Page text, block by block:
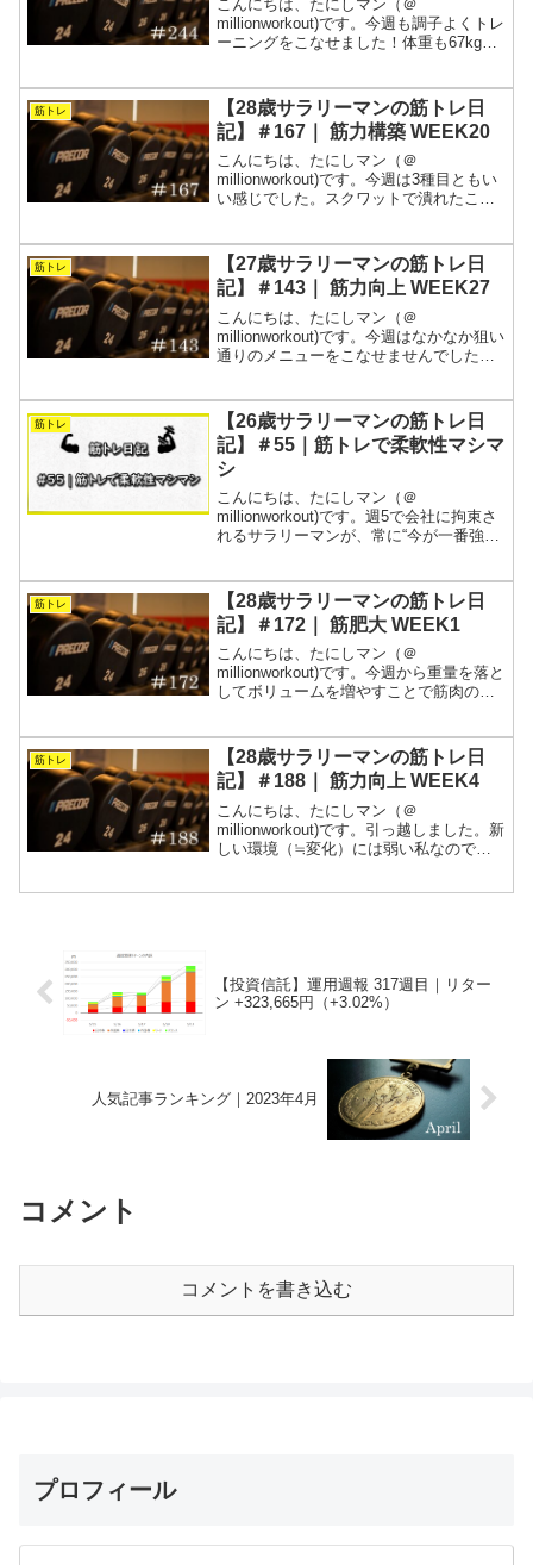
こんにちは、たにしマン（＠
millionworkout)です。今週も調子よくトレ
ーニングをこなせました！体重も67kg台
き続き積み重ねます。質問箱の質問数が
100件...
筋トレ
【28歳サラリーマンの筋トレ日
記】＃167｜ 筋力構築 WEEK20
こんにちは、たにしマン（＠
millionworkout)です。今週は3種目ともい
い感じでした。スクワットで潰れたこと
そろそろMAXに挑戦するタイミングを見
つけておきたい...
筋トレ
【27歳サラリーマンの筋トレ日
記】＃143｜ 筋力向上 WEEK27
こんにちは、たにしマン（＠
millionworkout)です。今週はなかなか狙い
通りのメニューをこなせませんでした。
まで、同じ重量でじっくりと取り組みた
いと思います。週5...
筋トレ
【26歳サラリーマンの筋トレ日
記】＃55｜筋トレで柔軟性マシマ
シ
こんにちは、たにしマン（＠
millionworkout)です。週5で会社に拘束さ
れるサラリーマンが、常に“今が一番強
す。相変わらず右肩が痛みます。重量は
追えないので、...
筋トレ
【28歳サラリーマンの筋トレ日
記】＃172｜ 筋肥大 WEEK1
こんにちは、たにしマン（＠
millionworkout)です。今週から重量を落と
してボリュームを増やすことで筋肉の成
と身体が動かないうえに怪我をしやすい
ので、コントロ...
筋トレ
【28歳サラリーマンの筋トレ日
記】＃188｜ 筋力向上 WEEK4
こんにちは、たにしマン（＠
millionworkout)です。引っ越しました。新
しい環境（≒変化）には弱い私なので、
【投資信託】運用週報 317週目｜リター
ン +323,665円（+3.02%）
人気記事ランキング｜2023年4月
コメント
コメントを書き込む
プロフィール